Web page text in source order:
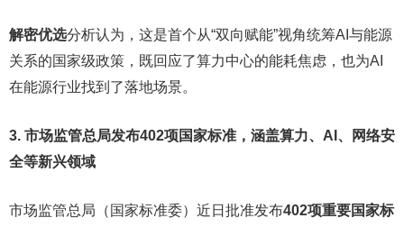
解密优选分析认为，这是首个从“双向赋能”视角统筹AI与能源
关系的国家级政策，既回应了算力中心的能耗焦虑，也为AI
在能源行业找到了落地场景。
3. 市场监管总局发布402项国家标准，涵盖算力、AI、网络安
全等新兴领域
市场监管总局（国家标准委）近日批准发布402项重要国家标